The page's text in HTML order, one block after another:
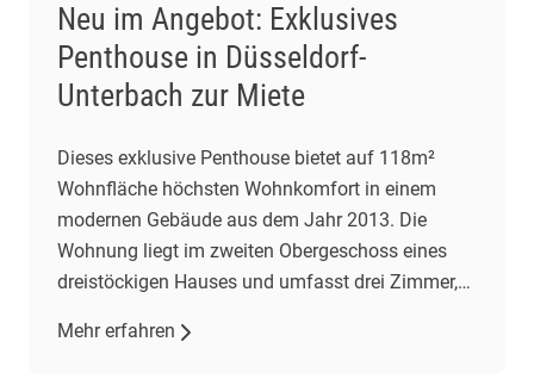
Neu im Angebot: Exklusives
Penthouse in Düsseldorf-
Unterbach zur Miete
Dieses exklusive Penthouse bietet auf 118m²
Wohnfläche höchsten Wohnkomfort in einem
modernen Gebäude aus dem Jahr 2013. Die
Wohnung liegt im zweiten Obergeschoss eines
dreistöckigen Hauses und umfasst drei Zimmer,
Wohnzimmer mit offener Einbauküche. Der
Mehr erfahren